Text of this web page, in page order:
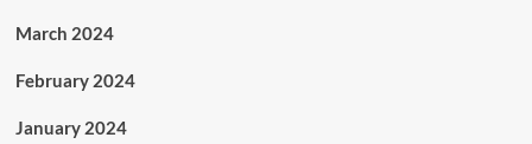
March 2024
February 2024
January 2024